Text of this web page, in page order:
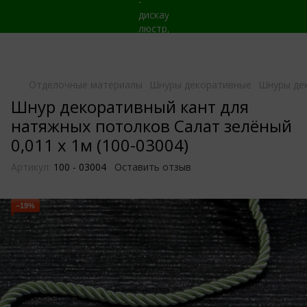
Отделочные материалы Шнуры декоративные Шнуры
Шнур декоративный кант для
натяжных потолков Салат зелёный
0,011 х 1м (100-03004)
Артикул: 100 - 03004 Оставить отзыв
−19%